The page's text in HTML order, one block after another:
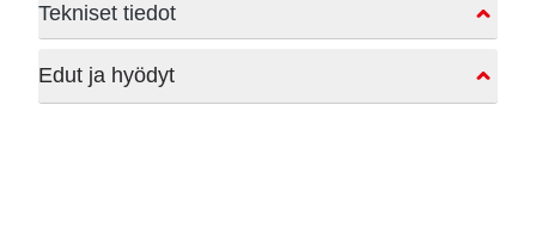
Tekniset tiedot
Edut ja hyödyt